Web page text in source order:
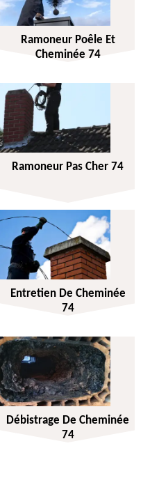
Ramoneur Poêle Et
Cheminée 74
Ramoneur Pas Cher 74
Entretien De Cheminée
74
Débistrage De Cheminée
74